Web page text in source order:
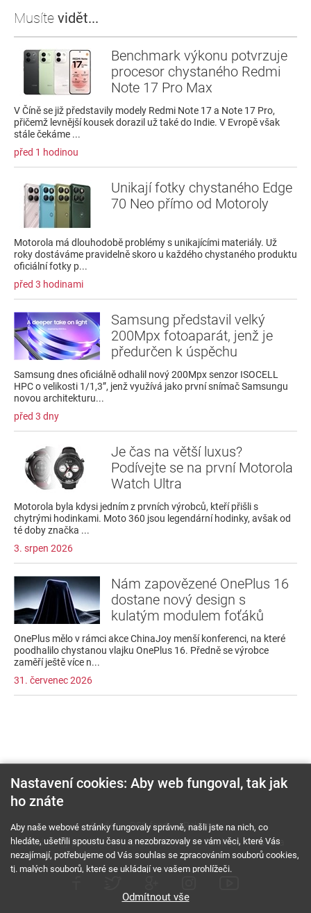
Musíte vidět...
Benchmark výkonu potvrzuje
procesor chystaného Redmi
Note 17 Pro Max
V Číně se již představily modely Redmi Note 17 a Note 17 Pro,
přičemž levnější kousek dorazil už také do Indie. V Evropě však
stále čekáme ...
před 1 hodinou
Unikají fotky chystaného Edge
70 Neo přímo od Motoroly
Motorola má dlouhodobě problémy s unikajícími materiály. Už
roky dostáváme pravidelně skoro u každého chystaného produktu
oficiální fotky p...
před 3 hodinami
Samsung představil velký
200Mpx fotoaparát, jenž je
předurčen k úspěchu
Samsung dnes oficiálně odhalil nový 200Mpx senzor ISOCELL
HPC o velikosti 1/1,3”, jenž využívá jako první snímač Samsungu
novou architekturu...
před 3 dny
Je čas na větší luxus?
Podívejte se na první Motorola
Watch Ultra
Motorola byla kdysi jedním z prvních výrobců, kteří přišli s
chytrými hodinkami. Moto 360 jsou legendární hodinky, avšak od
té doby značka ...
3. srpen 2026
Nám zapovězené OnePlus 16
dostane nový design s
kulatým modulem foťáků
OnePlus mělo v rámci akce ChinaJoy menší konferenci, na které
poodhalilo chystanou vlajku OnePlus 16. Předně se výrobce
zaměří ještě více n...
31. červenec 2026
O nás RSS feed
Reklama
Podmínky použití a ochrana soukromí
Cookies Kariéra
Nastavení cookies: Aby web fungoval, tak jak
ho znáte
Aby naše webové stránky fungovaly správně, našli jste na nich, co
hledáte, ušetřili spoustu času a nezobrazovaly se vám věci, které Vás
nezajímají, potřebujeme od Vás souhlas se zpracováním souborů cookies,
tj. malých souborů, které se ukládají ve vašem prohlížeči.
Odmítnout vše